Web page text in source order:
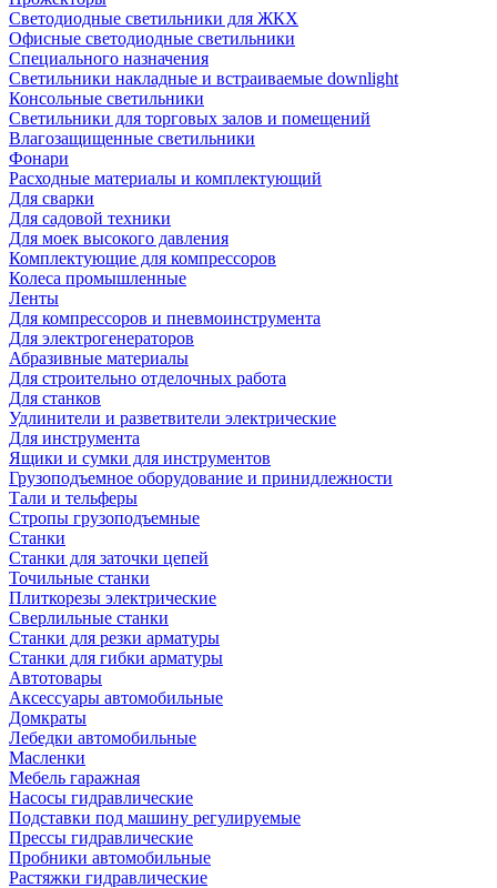
Светодиодные светильники для ЖКХ
Офисные светодиодные светильники
Специального назначения
Светильники накладные и встраиваемые downlight
Консольные светильники
Светильники для торговых залов и помещений
Влагозащищенные светильники
Фонари
Расходные материалы и комплектующий
Для сварки
Для садовой техники
Для моек высокого давления
Комплектующие для компрессоров
Колеса промышленные
Ленты
Для компрессоров и пневмоинструмента
Для электрогенераторов
Абразивные материалы
Для строительно отделочных работа
Для станков
Удлинители и разветвители электрические
Для инструмента
Ящики и сумки для инструментов
Грузоподъемное оборудование и принидлежности
Тали и тельферы
Стропы грузоподъемные
Станки
Станки для заточки цепей
Точильные станки
Плиткорезы электрические
Сверлильные станки
Станки для резки арматуры
Станки для гибки арматуры
Автотовары
Аксессуары автомобильные
Домкраты
Лебедки автомобильные
Масленки
Мебель гаражная
Насосы гидравлические
Подставки под машину регулируемые
Прессы гидравлические
Пробники автомобильные
Растяжки гидравлические